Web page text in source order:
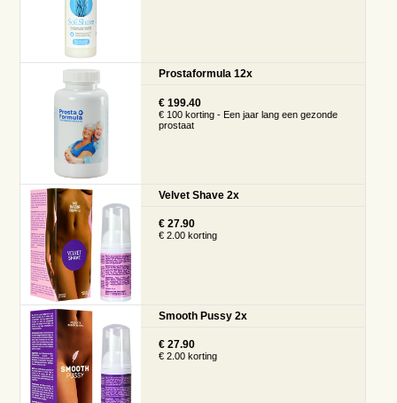
Prostaformula 12x
€ 199.40
€ 100 korting - Een jaar lang een gezonde
prostaat
Velvet Shave 2x
€ 27.90
€ 2.00 korting
Smooth Pussy 2x
€ 27.90
€ 2.00 korting